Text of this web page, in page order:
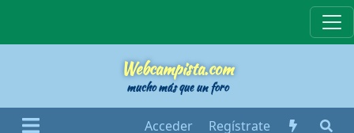
Webcampista.com
mucho más que un foro
Acceder Regístrate